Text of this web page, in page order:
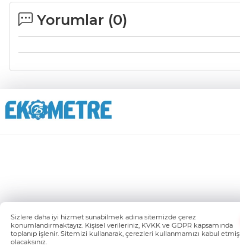
Yorumlar (0)
Sizlere daha iyi hizmet sunabilmek adına sitemizde çerez
konumlandırmaktayız. Kişisel verileriniz, KVKK ve GDPR kapsamında
toplanıp işlenir. Sitemizi kullanarak, çerezleri kullanmamızı kabul etmiş
olacaksınız.